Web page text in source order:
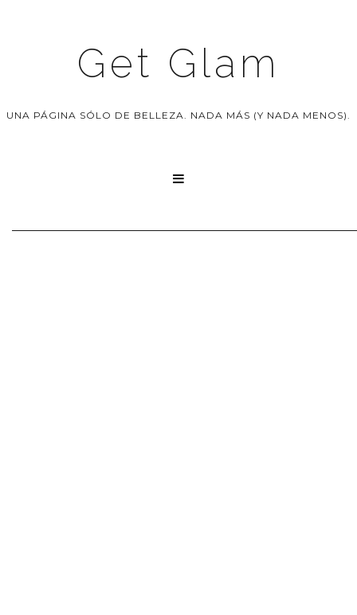
Get Glam
UNA PÁGINA SÓLO DE BELLEZA. NADA MÁS (Y NADA MENOS).
